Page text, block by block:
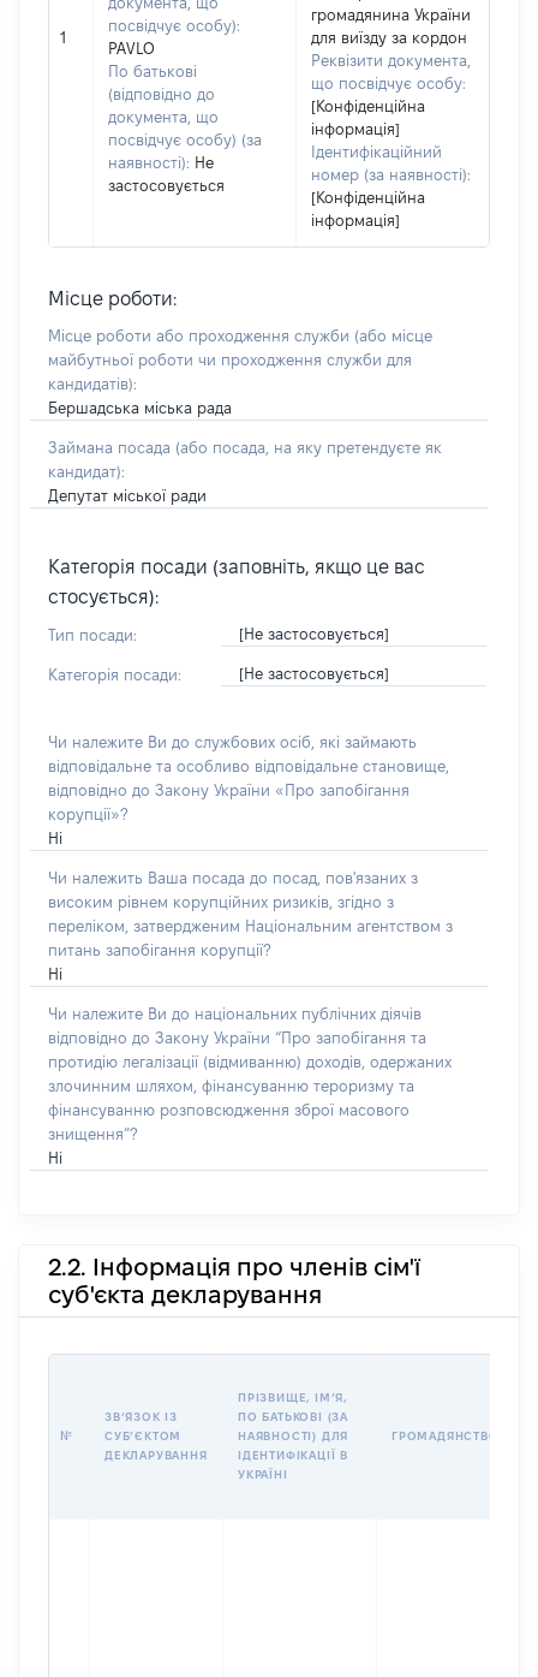
1
посвідчує особу):
PAVLO
По батькові
(відповідно до
документа, що
посвідчує особу) (за
наявності): Не
застосовується
громадянина України
для виїзду за кордон
Реквізити документа,
що посвідчує особу:
[Конфіденційна
інформація]
Ідентифікаційний
номер (за наявності):
[Конфіденційна
інформація]
Місце роботи:
Місце роботи або проходження служби (або місце
майбутньої роботи чи проходження служби для
кандидатів):
Бершадська міська рада
Займана посада (або посада, на яку претендуєте як
кандидат):
Депутат міської ради
Категорія посади (заповніть, якщо це вас
стосується):
Тип посади: [Не застосовується]
Категорія посади: [Не застосовується]
Чи належите Ви до службових осіб, які займають
відповідальне та особливо відповідальне становище,
відповідно до Закону України «Про запобігання
корупції»?
Ні
Чи належить Ваша посада до посад, пов'язаних з
високим рівнем корупційних ризиків, згідно з
переліком, затвердженим Національним агентством з
питань запобігання корупції?
Ні
Чи належите Ви до національних публічних діячів
відповідно до Закону України “Про запобігання та
протидію легалізації (відмиванню) доходів, одержаних
злочинним шляхом, фінансуванню тероризму та
фінансуванню розповсюдження зброї масового
знищення”?
Ні
2.2. Інформація про членів сім'ї
суб'єкта декларування
№
ЗВʼЯЗОК ІЗ
СУБʼЄКТОМ
ДЕКЛАРУВАННЯ
ПРІЗВИЩЕ, ІМʼЯ,
ПО БАТЬКОВІ (ЗА
НАЯВНОСТІ) ДЛЯ
ІДЕНТИФІКАЦІЇ В
УКРАЇНІ
ГРОМАДЯНСТВО